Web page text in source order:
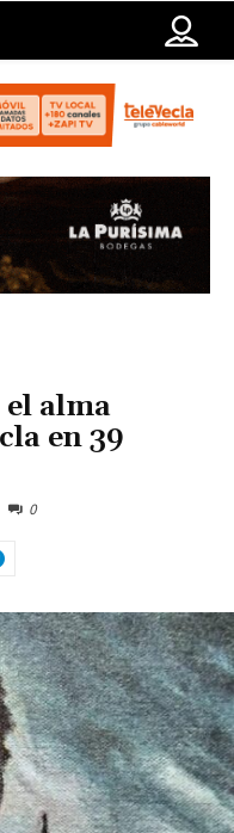
alma
en 39
0